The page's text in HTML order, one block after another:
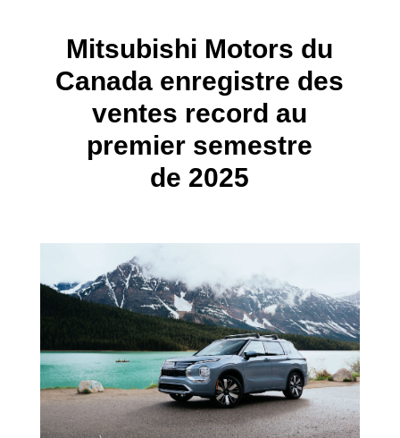
Mitsubishi Motors du
Canada enregistre des
ventes record au
premier semestre
de 2025